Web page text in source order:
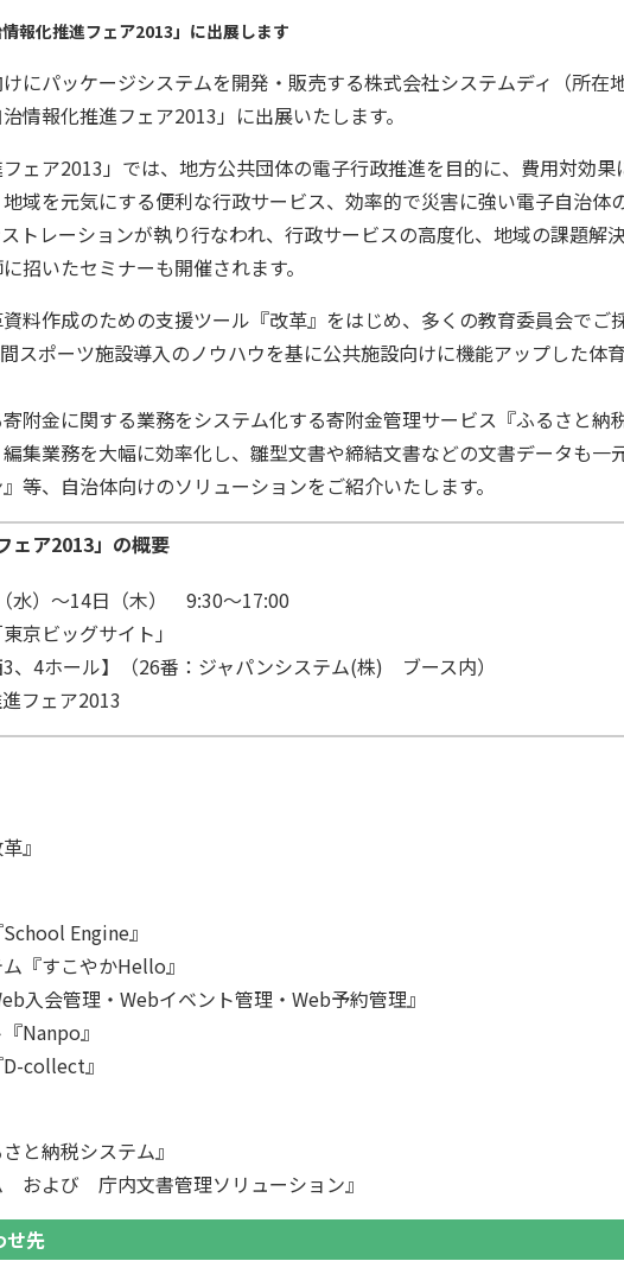
報化推進フェア2013」に出展します
にパッケージシステムを開発・販売する株式会社システムディ（所在
情報化推進フェア2013」に出展いたします。
ェア2013」では、地方公共団体の電子行政推進を目的に、費用対効
域を元気にする便利な行政サービス、効率的で災害に強い電子自治体
トレーションが執り行なわれ、行政サービスの高度化、地域の課題解
招いたセミナーも開催されます。
料作成のための支援ツール『改革』をはじめ、多くの教育委員会で
スポーツ施設導入のノウハウを基に公共施設向けに機能アップした
附金に関する業務をシステム化する寄附金管理サービス『ふるさと納
集業務を大幅に効率化し、雛型文書や締結文書などの文書データも
等、自治体向けのソリューションをご紹介いたします。
ェア2013」の概要
水）～14日（木） 9:30～17:00
京ビッグサイト」
ール】（26番：ジャパンシステム(株) ブース内）
フェア2013
』
Engine』
『すこやかHello』
会管理・Webイベント管理・Web予約管理』
Nanpo』
collect』
と納税システム』
および 庁内文書管理ソリューション』
せ先